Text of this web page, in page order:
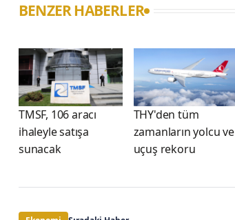
BENZER HABERLER
TMSF, 106 aracı
ihaleyle satışa
sunacak
THY'den tüm
zamanların yolcu ve
uçuş rekoru